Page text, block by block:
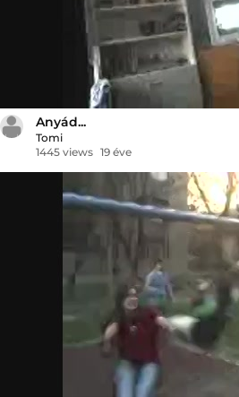
Anyád...
Tomi
1445 views 19 éve